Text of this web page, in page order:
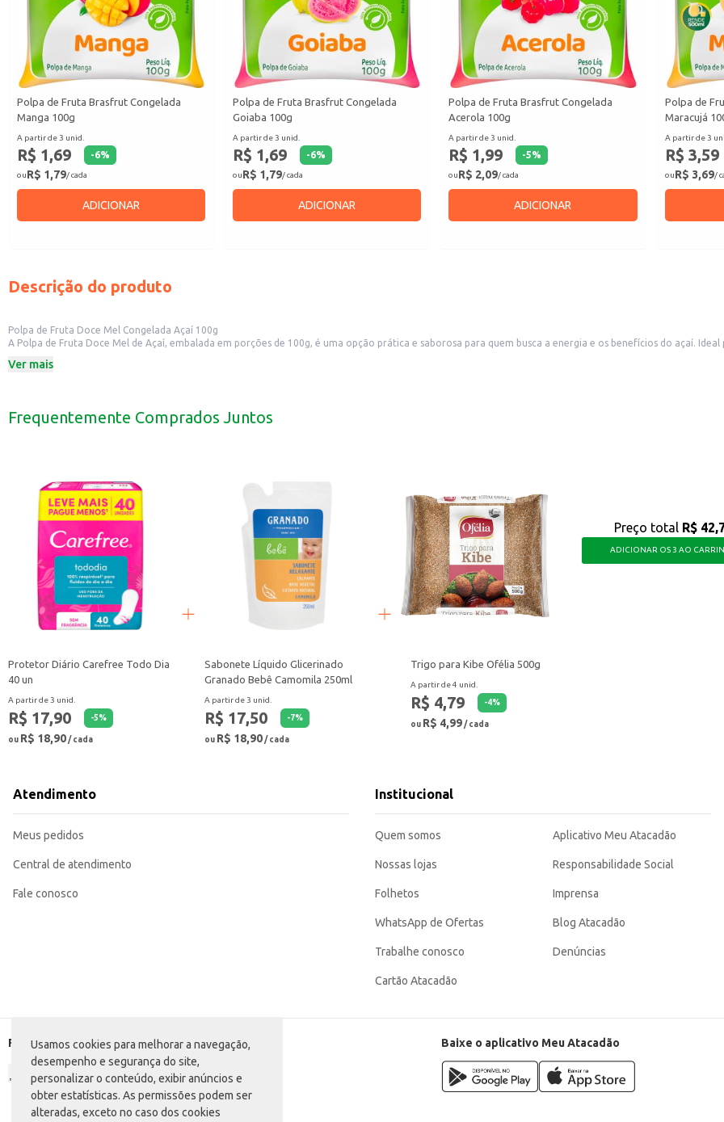
Usamos cookies para melhorar a navegação,
desempenho e segurança do site,
personalizar o conteúdo, exibir anúncios e
obter estatísticas. As permissões podem ser
alteradas, exceto no caso dos cookies
Polpa de Fruta Brasfrut Congelada
Manga 100g
A partir de 3 unid.
R$ 1,69 -6%
ouR$ 1,79/ cada
ADICIONAR
Polpa de Fruta Brasfrut Congelada
Goiaba 100g
A partir de 3 unid.
R$ 1,69 -6%
ouR$ 1,79/ cada
ADICIONAR
Polpa de Fruta Brasfrut Congelada
Acerola 100g
A partir de 3 unid.
R$ 1,99 -5%
ouR$ 2,09/ cada
ADICIONAR
Polpa de
Maracujá
A partir de 3
R$ 3,59
ouR$ 3,69/
Descrição do produto
Polpa de Fruta Doce Mel Congelada Açaí 100g
A Polpa de Fruta Doce Mel de Açaí, embalada em porções de 100g, é uma opção prática e saborosa para quem busca a energia e os benefícios do açaí.
Dicas de Uso:
Uma opção rápida e fácil para um lanche nutritivo e refrescante.
Ver mais
Frequentemente Comprados Juntos
Protetor Diário Carefree Todo Dia
40 un
A partir de 3 unid.
R$ 17,90 -5%
ou R$ 18,90/ cada
Sabonete Líquido Glicerinado
Granado Bebê Camomila 250ml
A partir de 3 unid.
R$ 17,50 -7%
ou R$ 18,90/ cada
Trigo para Kibe Ofélia 500g
A partir de 4 unid.
R$ 4,79 -4%
ou R$ 4,99 / cada
Preço total R$
ADICIONAR OS 3 AO
Atendimento
Meus pedidos
Central de atendimento
Fale conosco
Institucional
Quem somos
Nossas lojas
Folhetos
WhatsApp de Ofertas
Trabalhe conosco
Cartão Atacadão
Aplicativo Meu Atacadão
Responsabilidade Social
Imprensa
Blog Atacadão
Denúncias
Formas de pagamento Baixe o aplicativo Meu Atacadão